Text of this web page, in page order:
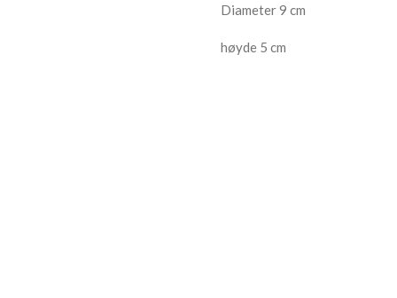
Diameter 9 cm
høyde 5 cm